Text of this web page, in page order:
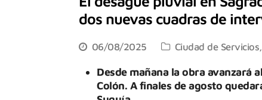
dos nuevas cuadras de
06/08/2025 Ciudad de Servicios,
Desde mañana la obra avanzará
Colón. A finales de agosto